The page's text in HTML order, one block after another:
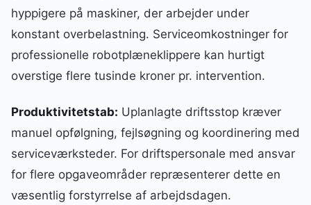
hyppigere på maskiner, der arbejder under
konstant overbelastning. Serviceomkostninger for
professionelle robotplæneklippere kan hurtigt
overstige flere tusinde kroner pr. intervention.
Produktivitetstab: Uplanlagte driftsstop kræver
manuel opfølgning, fejlsøgning og koordinering med
serviceværksteder. For driftspersonale med ansvar
for flere opgaveområder repræsenterer dette en
væsentlig forstyrrelse af arbejdsdagen.